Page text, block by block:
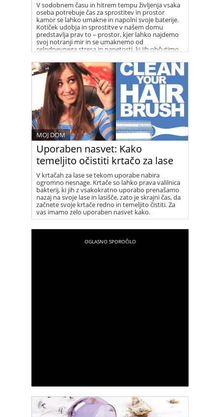
V sodobnem času in hitrem tempu življenja vsaka
oseba potrebuje čas za sprostitev in prostor
kamor se lahko umakne in napolni svoje baterije.
Kotiček udobja in sprostitve v našem domu
predstavlja prav to – prostor, kjer lahko najdemo
svoj notranji mir in se umaknemo od
celodnevnega stresa in napetosti, ki jih občutimo.
Uporaben nasvet: Kako
temeljito očistiti krtačo za lase
MOJ DOM
V krtačah za lase se tekom uporabe nabira
ogromno nesnage. Krtače so lahko prava valilnica
bakterij, ki jih z vsakokratno uporabo prenašamo
nazaj na svoje lase in lasišče, zato je skrajni čas, da
začnete svoje krtače redno in temeljito čistiti. Za
vas imamo zelo uporaben nasvet kako.